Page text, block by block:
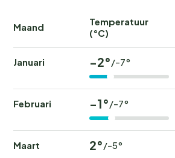
Maand
Temperatuur
(°C)
Januari -2°/-7°
Februari -1°/-7°
Maart 2°/-5°